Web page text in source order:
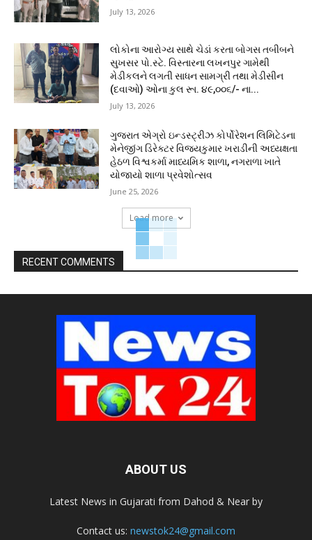
July 13, 2026
લોકોના આરોગ્ય સાથે ચેડાં કરતા બોગસ તબીબને
સુખસર પો.સ્ટે. વિસ્તારના લખનપુર ગામેથી
મેડીકલને લગતી સાધન સામગ્રી તથા મેડીસીન
(દવાઓ) ઓના કુલ રૂા. ૪૯,૦૦૬/- ના...
July 13, 2026
ગુજરાત એગ્રો ઇન્ડસ્ટ્રીઝ કોર્પોરેશન લિમિટેડના
મેનેજીંગ ડિરેક્ટર વિજયકુમાર ખરાડીની અધ્યક્ષતા
હેઠળ વિશ્વકર્મા માધ્યમિક શાળા, નગરાળા ખાતે
યોજાયો શાળા પ્રવેશોત્સવ
June 25, 2026
Load more
RECENT COMMENTS
ABOUT US
Latest News in Gujarati from Dahod & Near by
Contact us: newstok24@gmail.com